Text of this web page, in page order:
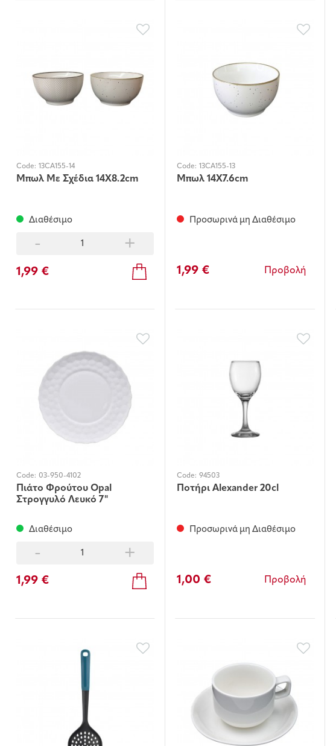
Code: 13CA155-14
Μπωλ Με Σχέδια 14Χ8.2cm
Διαθέσιμο
- +
1,99 €
Code: 13CA155-13
Μπωλ 14Χ7.6cm
Προσωρινά μη Διαθέσιμο
1,99 € Προβολή
Code: 03-950-4102
Πιάτο Φρούτου Οpal
Στρογγυλό Λευκό 7"
Διαθέσιμο
- +
1,99 €
Code: 94503
Ποτήρι Alexander 20cl
Προσωρινά μη Διαθέσιμο
1,00 € Προβολή